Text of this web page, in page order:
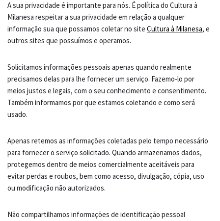
A sua privacidade é importante para nós. É política do Cultura à
Milanesa respeitar a sua privacidade em relação a qualquer
informação sua que possamos coletar no site Cultura à Milanesa, e
outros sites que possuímos e operamos.
Solicitamos informações pessoais apenas quando realmente
precisamos delas para lhe fornecer um serviço. Fazemo-lo por
meios justos e legais, com o seu conhecimento e consentimento.
Também informamos por que estamos coletando e como será
usado.
Apenas retemos as informações coletadas pelo tempo necessário
para fornecer o serviço solicitado. Quando armazenamos dados,
protegemos dentro de meios comercialmente aceitáveis ​​para
evitar perdas e roubos, bem como acesso, divulgação, cópia, uso
ou modificação não autorizados.
Não compartilhamos informações de identificação pessoal